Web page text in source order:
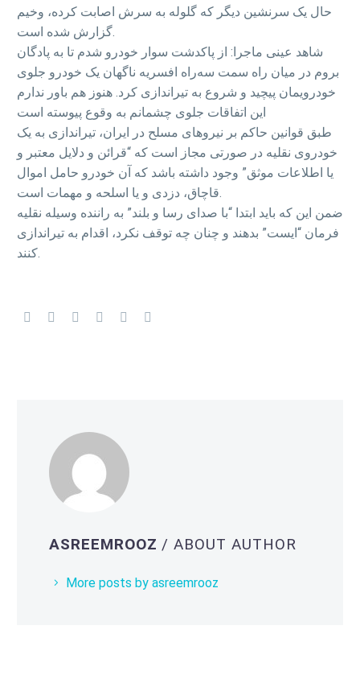
حال یک سرنشین دیگر که گلوله به سرش اصابت کرده، وخیم
گزارش شده است.
شاهد عینی ماجرا: از پاکدشت سوار خودرو شدم تا به پادگان
بروم در میان راه سمت سه‌راه افسریه ناگهان یک خودرو جلوی
خودرویمان پیچید و شروع به تیراندازی کرد. هنوز هم باور ندارم
این اتفاقات جلوی چشمانم به وقوع پیوسته است
طبق قوانین حاکم بر نیروهای مسلح در ایران، تیراندازی به یک
خودروی نقلیه در صورتی مجاز است که “قرائن و دلایل معتبر و
یا اطلاعات موثق” وجود داشته باشد که آن خودرو حامل اموال
قاچاق، دزدی و یا اسلحه و مهمات است.
ضمن این که باید ابتدا “با صدای رسا و بلند” به راننده ‌وسیله نقلیه
فرمان “ایست” بدهند و چنان چه توقف نکرد، اقدام به تیراندازی
کنند.
ASREEMROOZ / ABOUT AUTHOR
More posts by asreemrooz